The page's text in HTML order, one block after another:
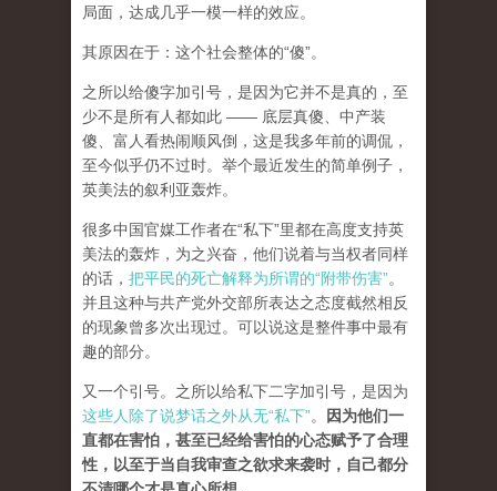
局面，达成几乎一模一样的效应。
其原因在于：这个社会整体的“傻”。
之所以给傻字加引号，是因为它并不是真的，至
少不是所有人都如此 —— 底层真傻、中产装
傻、富人看热闹顺风倒，这是我多年前的调侃，
至今似乎仍不过时。举个最近发生的简单例子，
英美法的叙利亚轰炸。
很多中国官媒工作者在“私下”里都在高度支持英
美法的轰炸，为之兴奋，他们说着与当权者同样
的话， 把平民的死亡解释为所谓的“附带伤害”。
并且这种与共产党外交部所表达之态度截然相反
的现象曾多次出现过。可以说这是整件事中最有
趣的部分。
又一个引号。之所以给私下二字加引号，是因为
这些人除了说梦话之外从无“私下”。
因为他们一
直都在害怕，甚至已经给害怕的心态赋予了合理
性，以至于当自我审查之欲求来袭时，自己都分